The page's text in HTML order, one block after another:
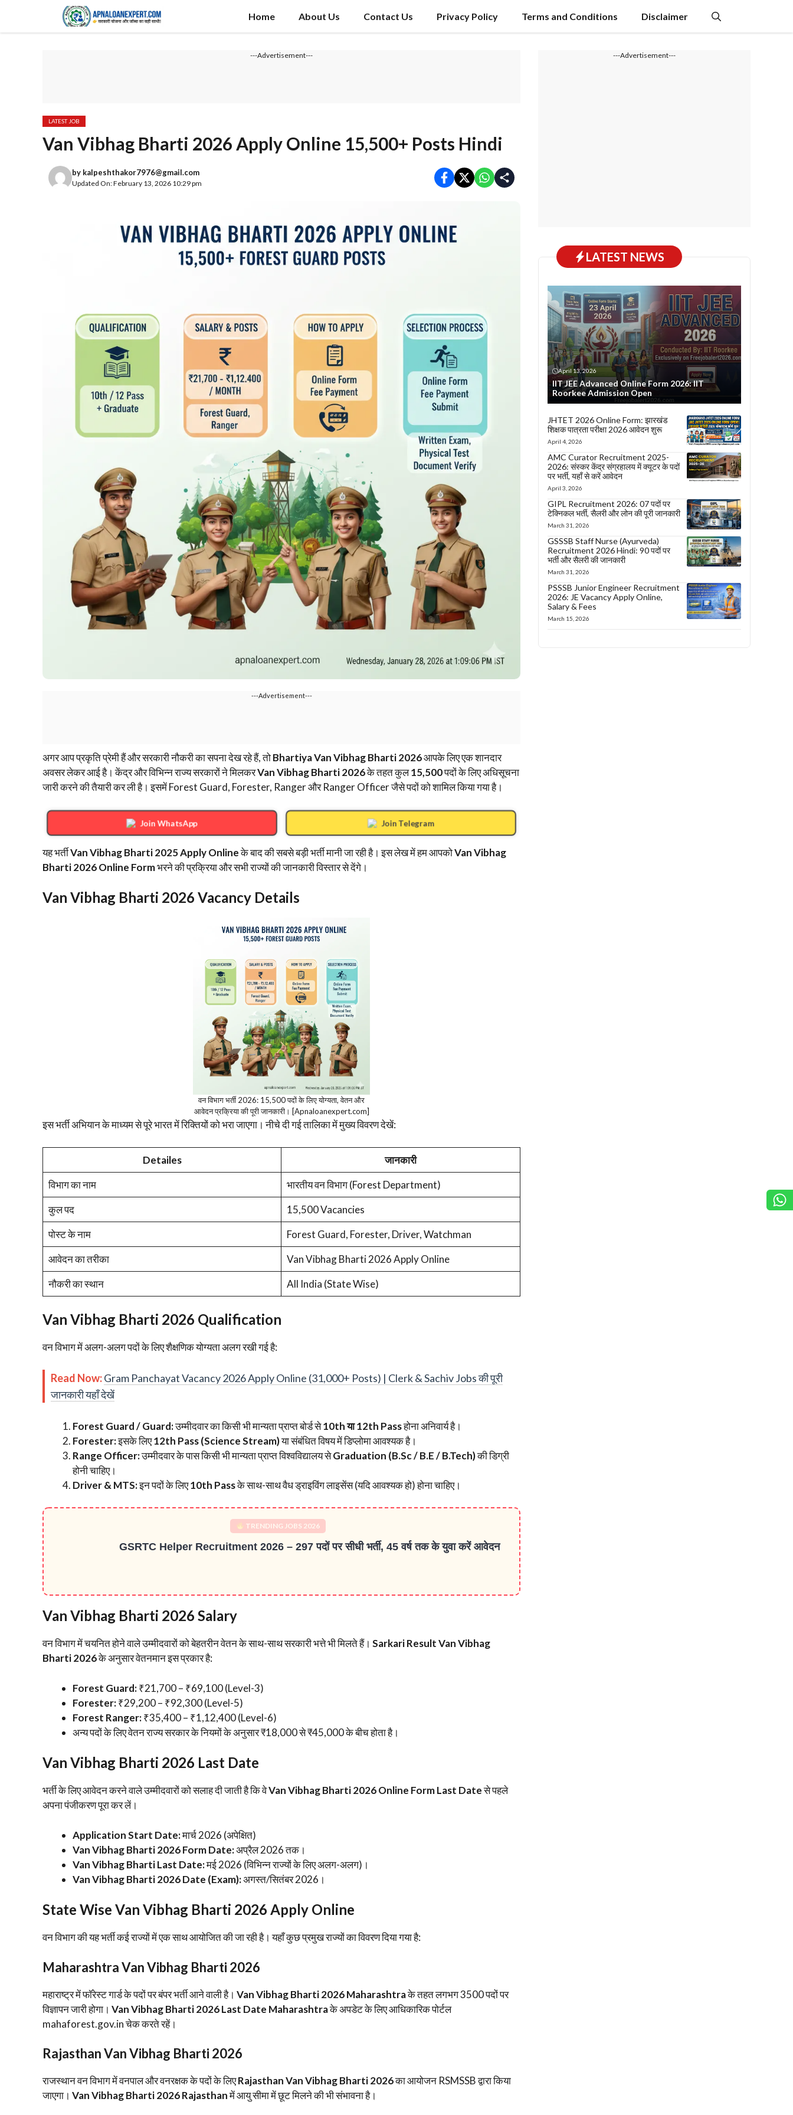
content
Home About Us Contact Us Privacy Policy Terms and Conditions Disclaimer
---Advertisement---
LATEST JOB
Van Vibhag Bharti 2026 Apply Online 15,500+ Posts Hindi
by kalpeshthakor7976@gmail.com
Updated On: February 13, 2026 10:29 pm
---Advertisement---
अगर आप प्रकृति प्रेमी हैं और सरकारी नौकरी का सपना देख रहे हैं, तोBhartiya Van Vibhag Bharti 2026आपके लिए एक शानदार
अवसर लेकर आई है। केंद्र और विभिन्न राज्य सरकारों ने मिलकरVan Vibhag Bharti 2026के तहत कुल15,500पदों के लिए अधिसूचना
जारी करने की तैयारी कर ली है। इसमें Forest Guard, Forester, Ranger और Ranger Officer जैसे पदों को शामिल किया गया है।
Join WhatsApp Join Telegram
​यह भर्तीVan Vibhag Bharti 2025 Apply Onlineके बाद की सबसे बड़ी भर्ती मानी जा रही है। इस लेख में हम आपकोVan Vibhag
Bharti 2026 Online Formभरने की प्रक्रिया और सभी राज्यों की जानकारी विस्तार से देंगे।
Van Vibhag Bharti 2026 Vacancy Details
वन विभाग भर्ती 2026: 15,500 पदों के लिए योग्यता, वेतन और
आवेदन प्रक्रिया की पूरी जानकारी। [Apnaloanexpert.com]
​इस भर्ती अभियान के माध्यम से पूरे भारत में रिक्तियों को भरा जाएगा। नीचे दी गई तालिका में मुख्य विवरण देखें:
Detailes
जानकारी
विभाग का नाम
भारतीय वन विभाग (Forest Department)
कुल पद
15,500 Vacancies
पोस्ट के नाम
Forest Guard, Forester, Driver, Watchman
आवेदन का तरीका
Van Vibhag Bharti 2026 Apply Online
नौकरी का स्थान
All India (State Wise)
Van Vibhag Bharti 2026 Qualification
​वन विभाग में अलग-अलग पदों के लिए शैक्षणिक योग्यता अलग रखी गई है:
Read Now:Gram Panchayat Vacancy 2026 Apply Online (31,000+ Posts) | Clerk & Sachiv Jobs की पूरी
जानकारी यहाँ देखें
Forest Guard / Guard:उम्मीदवार का किसी भी मान्यता प्राप्त बोर्ड से10th या 12th Passहोना अनिवार्य है।
Forester:इसके लिए12th Pass (Science Stream)या संबंधित विषय में डिप्लोमा आवश्यक है।
Range Officer:उम्मीदवार के पास किसी भी मान्यता प्राप्त विश्वविद्यालय सेGraduation (B.Sc / B.E / B.Tech)की डिग्री
होनी चाहिए।
Driver & MTS:इन पदों के लिए10th Passके साथ-साथ वैध ड्राइविंग लाइसेंस (यदि आवश्यक हो) होना चाहिए।
TRENDING JOBS 2026
GSRTC Helper Recruitment 2026 – 297 पदों पर सीधी भर्ती, 45 वर्ष तक के युवा करें आवेदन
Van Vibhag Bharti 2026 Salary
​वन विभाग में चयनित होने वाले उम्मीदवारों को बेहतरीन वेतन के साथ-साथ सरकारी भत्ते भी मिलते हैं। Sarkari Result Van Vibhag
Bharti 2026के अनुसार वेतनमान इस प्रकार है:
Forest Guard:₹21,700 – ₹69,100 (Level-3)
Forester:₹29,200 – ₹92,300 (Level-5)
Forest Ranger:₹35,400 – ₹1,12,400 (Level-6)
​अन्य पदों के लिए वेतन राज्य सरकार के नियमों के अनुसार ₹18,000 से ₹45,000 के बीच होता है।
​Van Vibhag Bharti 2026 Last Date
​भर्ती के लिए आवेदन करने वाले उम्मीदवारों को सलाह दी जाती है कि वेVan Vibhag Bharti 2026 Online Form Last Dateसे पहले
अपना पंजीकरण पूरा कर लें।
Application Start Date:मार्च 2026 (अपेक्षित)
Van Vibhag Bharti 2026 Form Date:अप्रैल 2026 तक।
Van Vibhag Bharti Last Date:मई 2026 (विभिन्न राज्यों के लिए अलग-अलग)।
Van Vibhag Bharti 2026 Date (Exam):अगस्त/सितंबर 2026।
​State Wise Van Vibhag Bharti 2026 Apply Online
​वन विभाग की यह भर्ती कई राज्यों में एक साथ आयोजित की जा रही है। यहाँ कुछ प्रमुख राज्यों का विवरण दिया गया है:
Maharashtra Van Vibhag Bharti 2026
​महाराष्ट्र में फॉरेस्ट गार्ड के पदों पर बंपर भर्ती आने वाली है। Van Vibhag Bharti 2026 Maharashtraके तहत लगभग 3500 पदों पर
विज्ञापन जारी होगा। Van Vibhag Bharti 2026 Last Date Maharashtraके अपडेट के लिए आधिकारिक पोर्टल
mahaforest.gov.in चेक करते रहें।
Rajasthan Van Vibhag Bharti 2026
​राजस्थान वन विभाग में वनपाल और वनरक्षक के पदों के लिएRajasthan Van Vibhag Bharti 2026का आयोजन RSMSSB द्वारा किया
जाएगा। Van Vibhag Bharti 2026 Rajasthanमें आयु सीमा में छूट मिलने की भी संभावना है।
---Advertisement---
LATEST NEWS
April 13, 2026
IIT JEE Advanced Online Form 2026: IIT
Roorkee Admission Open
JHTET 2026 Online Form: झारखंड
शिक्षक पात्रता परीक्षा 2026 आवेदन शुरू
April 4, 2026
AMC Curator Recruitment 2025-
2026: संस्कर केंद्र संग्रहालय में क्यूटर के पदों
पर भर्ती, यहाँ से करें आवेदन
April 3, 2026
GIPL Recruitment 2026: 07 पदों पर
टेक्निकल भर्ती, सैलरी और लोन की पूरी जानकारी
March 31, 2026
GSSSB Staff Nurse (Ayurveda)
Recruitment 2026 Hindi: 90 पदों पर
भर्ती और सैलरी की जानकारी
March 31, 2026
PSSSB Junior Engineer Recruitment
2026: JE Vacancy Apply Online,
Salary & Fees
March 15, 2026